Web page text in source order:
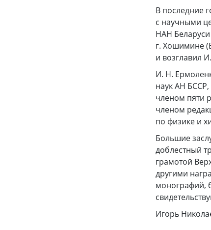
В последние
с научными
НАН
г. Хошимине
и возглавил
И. Н.
наук АН
членом пяти
членом
по физике и
Большие
доблестный
грамотой
другими
монографий,
Игорь